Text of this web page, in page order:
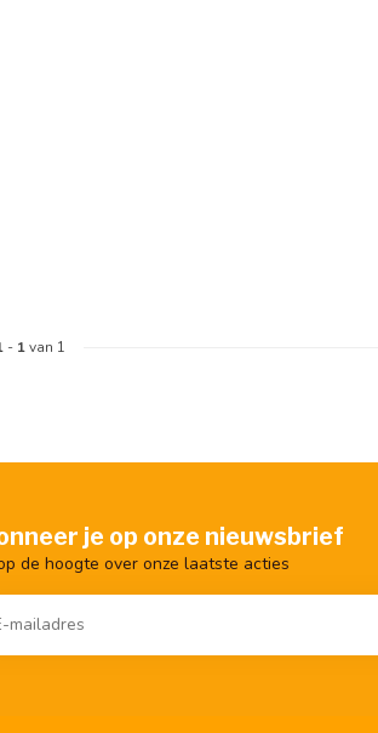
- 1van 1
je op onze nieuwsbrief
de hoogte over onze laatste acties